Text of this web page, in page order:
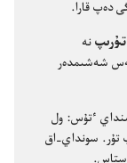
دە‌پ قارا.‏
نە
شە‌شىمدە‌ر
ٴ‌تۇ‌س:‏ ول
تۇ‌ر.‏ سونداي-‏اق